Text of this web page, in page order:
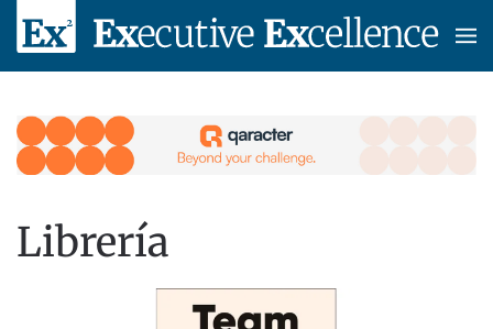
Skip to main content
Librería